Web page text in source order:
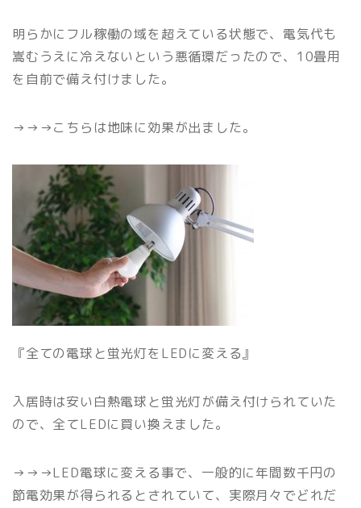
明らかにフル稼働の域を超えている状態で、電気代も
嵩むうえに冷えないという悪循環だったので、10畳用
を自前で備え付けました。
→→→こちらは地味に効果が出ました。
『全ての電球と蛍光灯をLEDに変える』
入居時は安い白熱電球と蛍光灯が備え付けられていた
ので、全てLEDに買い換えました。
→→→LED電球に変える事で、一般的に年間数千円の
節電効果が得られるとされていて、実際月々でどれだ